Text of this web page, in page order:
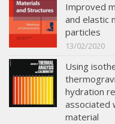
Improved
and elastic
particles
13/02/2020
Using
hydration
associated
material